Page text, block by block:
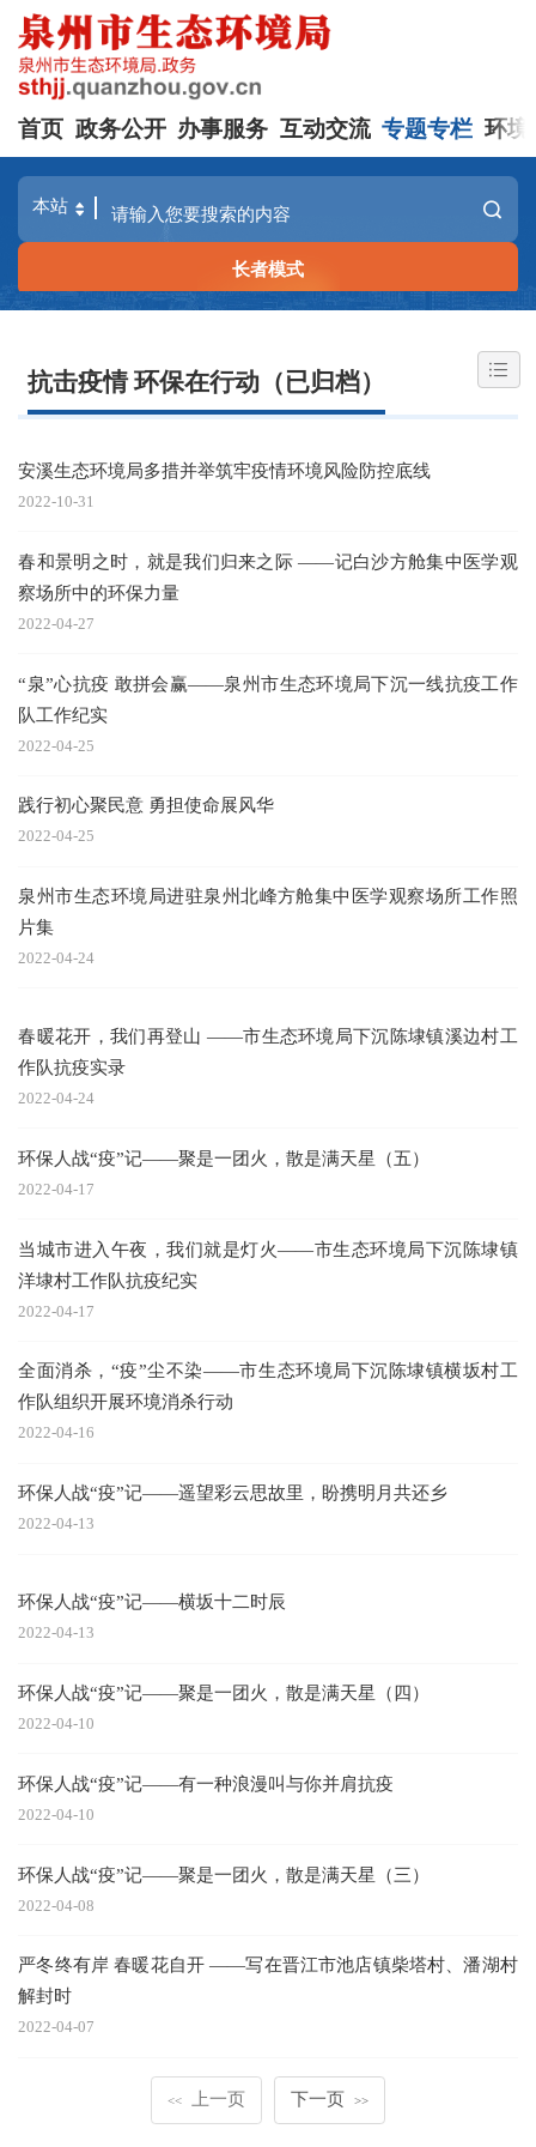
首页 政务公开 办事服务 互动交流 专题专栏 环境
长者模式
抗击疫情 环保在行动（已归档）
安溪生态环境局多措并举筑牢疫情环境风险防控底线
2022-10-31
春和景明之时，就是我们归来之际 ——记白沙方舱集中医学观
察场所中的环保力量
2022-04-27
“泉”心抗疫 敢拼会赢——泉州市生态环境局下沉一线抗疫工作
队工作纪实
2022-04-25
践行初心聚民意 勇担使命展风华
2022-04-25
泉州市生态环境局进驻泉州北峰方舱集中医学观察场所工作照
片集
2022-04-24
春暖花开，我们再登山 ——市生态环境局下沉陈埭镇溪边村工
作队抗疫实录
2022-04-24
环保人战“疫”记——聚是一团火，散是满天星（五）
2022-04-17
当城市进入午夜，我们就是灯火——市生态环境局下沉陈埭镇
洋埭村工作队抗疫纪实
2022-04-17
全面消杀，“疫”尘不染——市生态环境局下沉陈埭镇横坂村工
作队组织开展环境消杀行动
2022-04-16
环保人战“疫”记——遥望彩云思故里，盼携明月共还乡
2022-04-13
环保人战“疫”记——横坂十二时辰
2022-04-13
环保人战“疫”记——聚是一团火，散是满天星（四）
2022-04-10
环保人战“疫”记——有一种浪漫叫与你并肩抗疫
2022-04-10
环保人战“疫”记——聚是一团火，散是满天星（三）
2022-04-08
严冬终有岸 春暖花自开 ——写在晋江市池店镇柴塔村、潘湖村
解封时
2022-04-07
<< 上一页 下一页 >>